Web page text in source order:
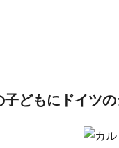
どもにドイツ